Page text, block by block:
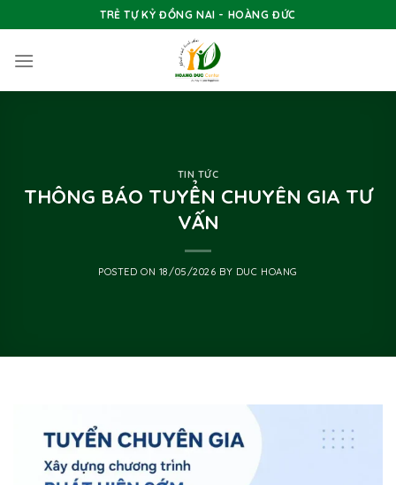
to
content
TRẺ TỰ KỶ ĐỒNG NAI - HOÀNG ĐỨC
TIN TỨC
THÔNG BÁO TUYỂN CHUYÊN GIA TƯ
VẤN
POSTED ON 18/05/2026 BY DUC HOANG